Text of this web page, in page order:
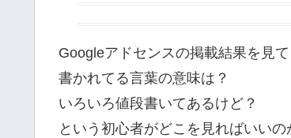
Googleアドセンスの掲載結果を見て
書かれてる言葉の意味は？
いろいろ値段書いてあるけど？
という初心者がどこを見ればいいの